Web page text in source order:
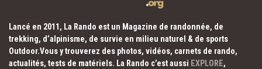
Lancé en 2011, La Rando est un Magazine de randonnée, de
trekking, d’alpinisme, de survie en milieu naturel & de sports
Outdoor.Vous y trouverez des photos, vidéos, carnets de rando,
actualités, tests de matériels. La Rando c’est aussi EXPLORE,